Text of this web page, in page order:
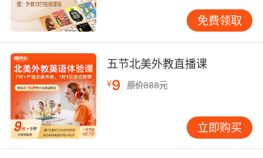
故事性强的书籍，降低畏难情绪。阅读时不必逢
生词就查字典，鼓励孩子结合上下文猜测大意，
保持阅读的流畅性与乐趣。每周认真读完一个英
文小故事，长期积累的语感和词汇量将十分可
观。 第三支柱：鼓励主动输出与运用，实现从
“学”到“用”的转变。 这是许多学生的薄弱环节，
也是提升综合能力的关键。知识只有通过运用才
能内化。输出练习可从“说”和“写”两方面展开。
“说”的练习可以在家庭中进行。例如，每周设定
一个简短的“英语角”时间，全家人用英语讨论一
免费领取
五节北美外教直播课
¥9 原价888元
立即购买